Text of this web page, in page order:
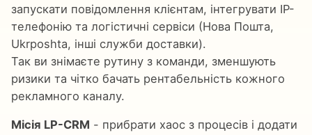
запускати повідомлення клієнтам, інтегрувати IP-
телефонію та логістичні сервіси (Нова Пошта,
Ukrposhta, інші служби доставки).
Так ви знімаєте рутину з команди, зменшують
ризики та чітко бачать рентабельність кожного
рекламного каналу.
Місія LP-CRM - прибрати хаос з процесів і додати